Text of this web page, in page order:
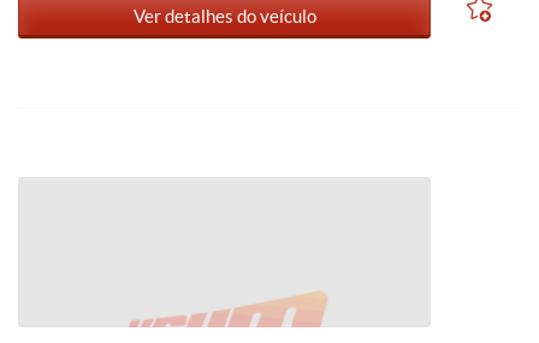
Ver detalhes do veículo